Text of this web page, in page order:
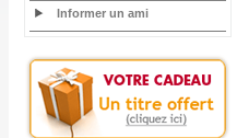
Informer un ami